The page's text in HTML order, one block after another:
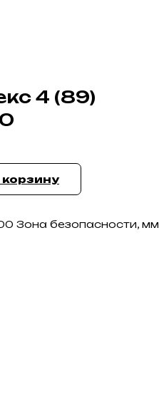
4 (89)
Зона безопасности, мм